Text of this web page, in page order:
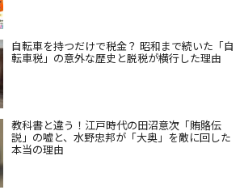
自転車を持つだけで税金？ 昭和まで続いた「自
転車税」の意外な歴史と脱税が横行した理由
教科書と違う！江戸時代の田沼意次「賄賂伝
説」の嘘と、水野忠邦が「大奥」を敵に回した
本当の理由